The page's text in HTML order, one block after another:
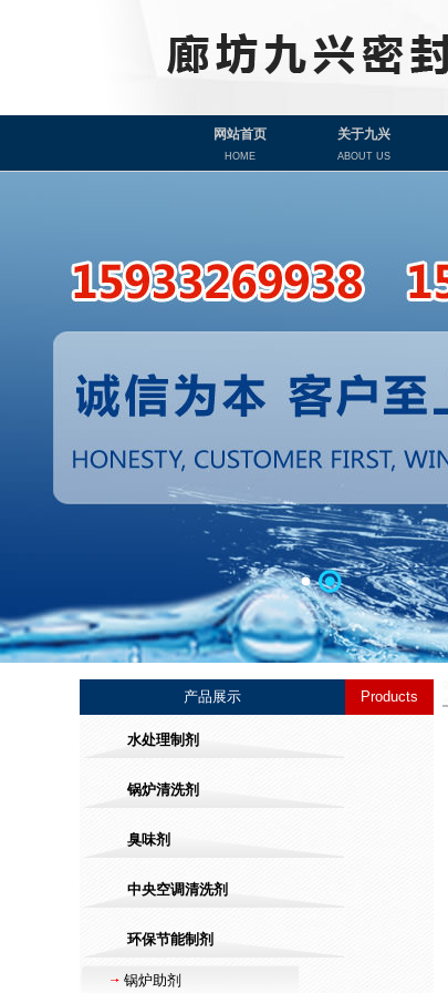
网站首页
HOME
关于九兴
ABOUT US
产品展示 Products
水处理制剂
锅炉清洗剂
臭味剂
中央空调清洗剂
环保节能制剂
锅炉助剂